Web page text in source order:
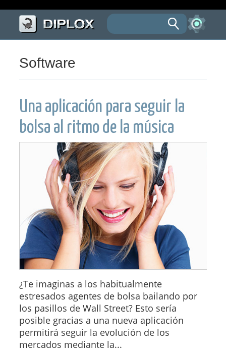
Software
Una aplicación para seguir la
bolsa al ritmo de la música
¿Te imaginas a los habitualmente
estresados agentes de bolsa bailando por
los pasillos de Wall Street? Esto sería
posible gracias a una nueva aplicación
permitirá seguir la evolución de los
mercados mediante la...